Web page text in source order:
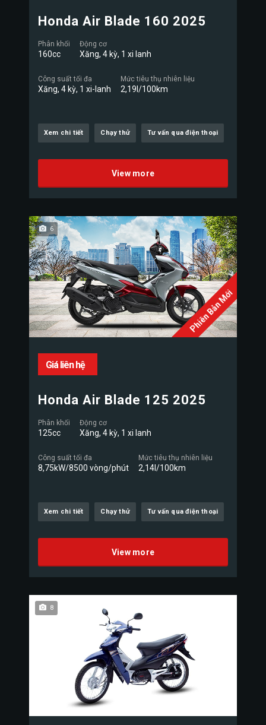
Honda Air Blade 160 2025
Phân khối
160cc
Động cơ
Xăng, 4 kỳ, 1 xi lanh
Công suất tối đa
Xăng, 4 kỳ, 1 xi-lanh
Mức tiêu thụ nhiên liệu
2,19l/100km
Xem chi tiết Chạy thử Tư vấn qua điện thoại
View more
Phiên Bản Mới
6
Giá liên hệ
Honda Air Blade 125 2025
Phân khối
125cc
Động cơ
Xăng, 4 kỳ, 1 xi lanh
Công suất tối đa
8,75kW/8500 vòng/phút
Mức tiêu thụ nhiên liệu
2,14l/100km
Xem chi tiết Chạy thử Tư vấn qua điện thoại
View more
8